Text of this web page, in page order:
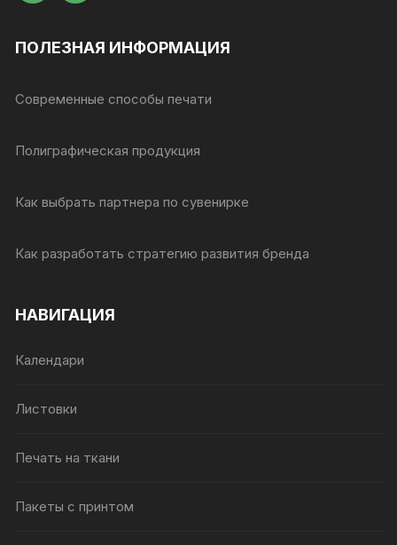
ПОЛЕЗНАЯ ИНФОРМАЦИЯ
Современные способы печати
Полиграфическая продукция
Как выбрать партнера по сувенирке
Как разработать стратегию развития бренда
НАВИГАЦИЯ
Календари
Листовки
Печать на ткани
Пакеты с принтом